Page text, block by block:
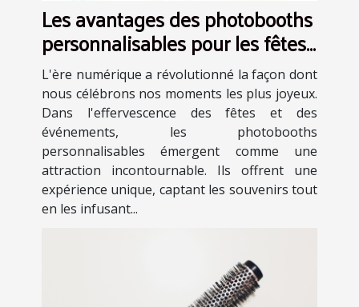
Les avantages des photobooths
personnalisables pour les fêtes
et événements
L'ère numérique a révolutionné la façon dont
nous célébrons nos moments les plus joyeux.
Dans l'effervescence des fêtes et des
événements, les photobooths
personnalisables émergent comme une
attraction incontournable. Ils offrent une
expérience unique, captant les souvenirs tout
en les infusant...